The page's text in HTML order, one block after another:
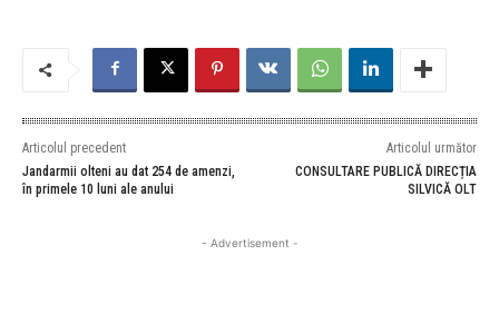
Articolul precedent
Jandarmii olteni au dat 254 de amenzi,
în primele 10 luni ale anului
Articolul următor
CONSULTARE PUBLICĂ DIRECȚIA
SILVICĂ OLT
- Advertisement -